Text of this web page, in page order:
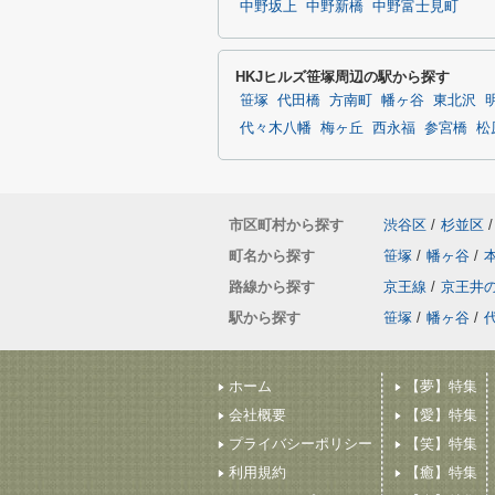
中野坂上 中野新橋 中野富士見町
HKJヒルズ笹塚周辺の駅から探す
笹塚 代田橋 方南町 幡ヶ谷 東北沢
代々木八幡
梅ヶ丘 西永福 参宮橋 松
市区町村から探す 渋谷区 / 杉並区 /
町名から探す
笹塚 / 幡ヶ谷 /
路線から探す
京王線 / 京王井
駅から探す
笹塚 / 幡ヶ谷 /
ホーム
会社概要
プライバシーポリシー
利用規約
【夢】特集
【愛】特集
【笑】特集
【癒】特集